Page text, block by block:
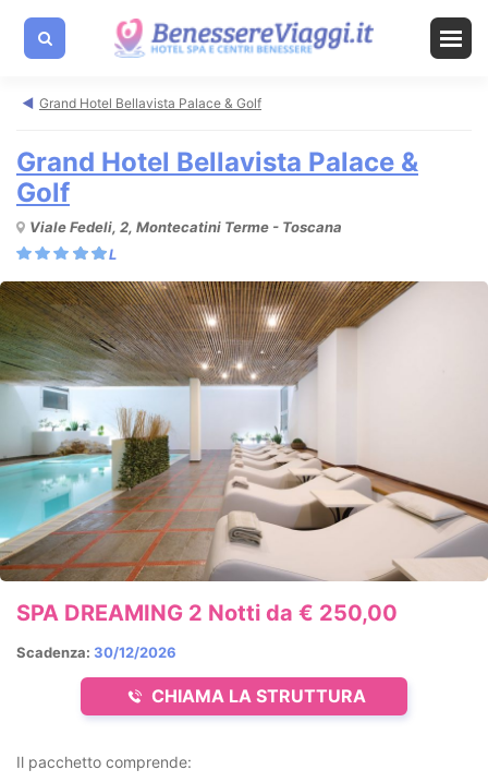
Grand Hotel Bellavista Palace & Golf
Grand Hotel Bellavista Palace &
Golf
Viale Fedeli, 2, Montecatini Terme - Toscana
CHIAMA LA STRUTTURA
Scadenza: 30/12/2026
SPA DREAMING 2 Notti da € 250,00
Il pacchetto comprende: